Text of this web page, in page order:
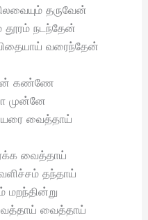
தருவேன்
தூரம் நடந்தேன்
வரைந்தேன்
கண்ணே
முன்னே
வைத்தாய்
வைத்தாய்
தந்தாய்
வைத்தாய்